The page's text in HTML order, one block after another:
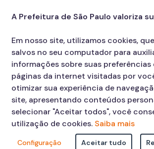
LinkedIn da Prefeitura de São Paulo
TikTok da Prefeitura de São Paulo
YouTube da Prefeitura de São Paulo
X da Prefeitura de São Paulo
Instagram da Prefeitura de
Facebook da Prefeitura
Diário Oficial
Atendimento: Faça sua
© COPYRIGHT 2023, Prefeitura Municipal de
A Prefeitura de São Paulo valoriza
Em nosso site, utilizamos cookies,
salvos no seu computador para
informações sobre suas preferências
páginas da internet visitadas por
otimizar sua experiência de
site, apresentando conteúdos
selecionar "Aceitar todos", você
utilização de cookies. Saiba mais
Configuração Aceitar tudo